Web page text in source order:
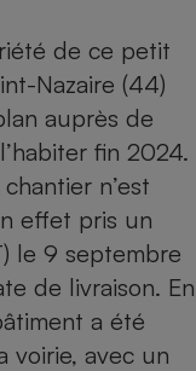
de ce petit
Nazaire (44)
auprès de
fin 2024.
n’est
effet pris un
le 9 septembre
de livraison. En
a été
voirie, avec un
Complément
alimentaire
bouteille
emprunteur
Banque
électroménager -
Lave-linge
Téléviseur
Matelas
Mutuelle
Antimoustique